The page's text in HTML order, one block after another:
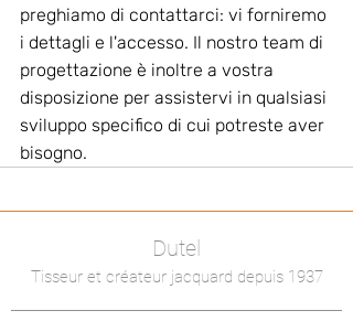
preghiamo di contattarci: vi forniremo
i dettagli e l'accesso. Il nostro team di
progettazione è inoltre a vostra
disposizione per assistervi in qualsiasi
sviluppo specifico di cui potreste aver
bisogno.
Dutel
Tisseur et créateur jacquard depuis 1937